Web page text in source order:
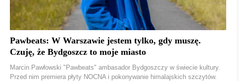
Pawbeats: W Warszawie jestem tylko, gdy muszę.
Czuję, że Bydgoszcz to moje miasto
Marcin Pawłowski "Pawbeats" ambasador Bydgoszczy w świecie kultury.
Przed nim premiera płyty NOCNA i pokonywanie himalajskich szczytów.